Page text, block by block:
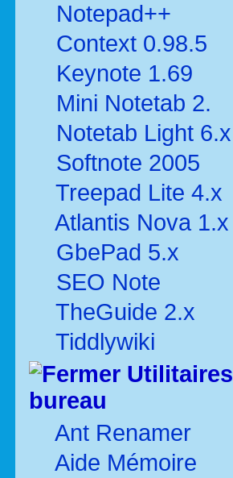
Notepad++
Context 0.98.5
Keynote 1.69
Mini Notetab 2.
Notetab Light 6.x
Softnote 2005
Treepad Lite 4.x
Atlantis Nova 1.x
GbePad 5.x
SEO Note
TheGuide 2.x
Tiddlywiki
Utilitaires
bureau
Ant Renamer
Aide Mémoire